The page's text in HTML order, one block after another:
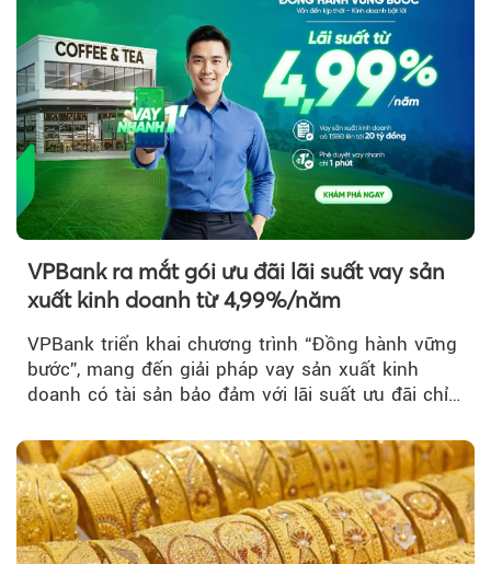
VPBank ra mắt gói ưu đãi lãi suất vay sản
xuất kinh doanh từ 4,99%/năm
VPBank triển khai chương trình “Đồng hành vững
bước”, mang đến giải pháp vay sản xuất kinh
doanh có tài sản bảo đảm với lãi suất ưu đãi chỉ